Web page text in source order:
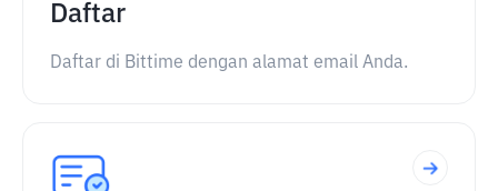
Daftar
Daftar di Bittime dengan alamat email Anda.